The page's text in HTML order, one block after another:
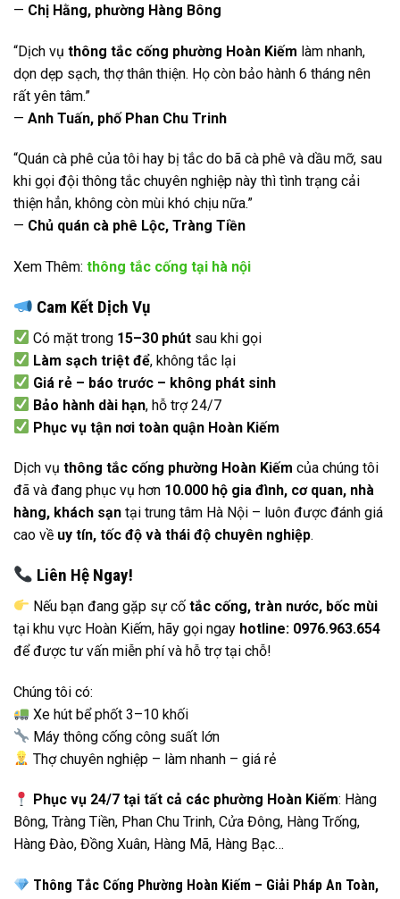
— Chị Hằng, phường Hàng Bông
“Dịch vụ thông tắc cống phường Hoàn Kiếm làm nhanh,
dọn dẹp sạch, thợ thân thiện. Họ còn bảo hành 6 tháng nên
rất yên tâm.”
— Anh Tuấn, phố Phan Chu Trinh
“Quán cà phê của tôi hay bị tắc do bã cà phê và dầu mỡ, sau
khi gọi đội thông tắc chuyên nghiệp này thì tình trạng cải
thiện hẳn, không còn mùi khó chịu nữa.”
— Chủ quán cà phê Lộc, Tràng Tiền
Xem Thêm: thông tắc cống tại hà nội
Cam Kết Dịch Vụ
Có mặt trong 15–30 phút sau khi gọi
Làm sạch triệt để, không tắc lại
Giá rẻ – báo trước – không phát sinh
Bảo hành dài hạn, hỗ trợ 24/7
Phục vụ tận nơi toàn quận Hoàn Kiếm
Dịch vụ thông tắc cống phường Hoàn Kiếm của chúng tôi
đã và đang phục vụ hơn 10.000 hộ gia đình, cơ quan, nhà
hàng, khách sạn tại trung tâm Hà Nội – luôn được đánh giá
cao về uy tín, tốc độ và thái độ chuyên nghiệp.
Liên Hệ Ngay!
Nếu bạn đang gặp sự cốtắc cống, tràn nước, bốc mùi
tại khu vực Hoàn Kiếm, hãy gọi ngay hotline: 0976.963.654
để được tư vấn miễn phí và hỗ trợ tại chỗ!
Chúng tôi có:
Xe hút bể phốt 3–10 khối
Máy thông cống công suất lớn
Thợ chuyên nghiệp – làm nhanh – giá rẻ
Phục vụ 24/7 tại tất cả các phường Hoàn Kiếm: Hàng
Bông, Tràng Tiền, Phan Chu Trinh, Cửa Đông, Hàng Trống,
Hàng Đào, Đồng Xuân, Hàng Mã, Hàng Bạc…
Thông Tắc Cống Phường Hoàn Kiếm – Giải Pháp An Toàn,